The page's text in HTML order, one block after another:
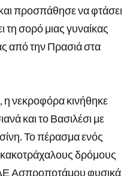
προσπάθησε να φτάσει
σορό μιας γυναίκας
από την Πρασιά στα
νεκροφόρα κινήθηκε
και το Βασιλέσι με
Το πέρασμα ενός
δρόμους
Ασπροποτάμου φυσικά